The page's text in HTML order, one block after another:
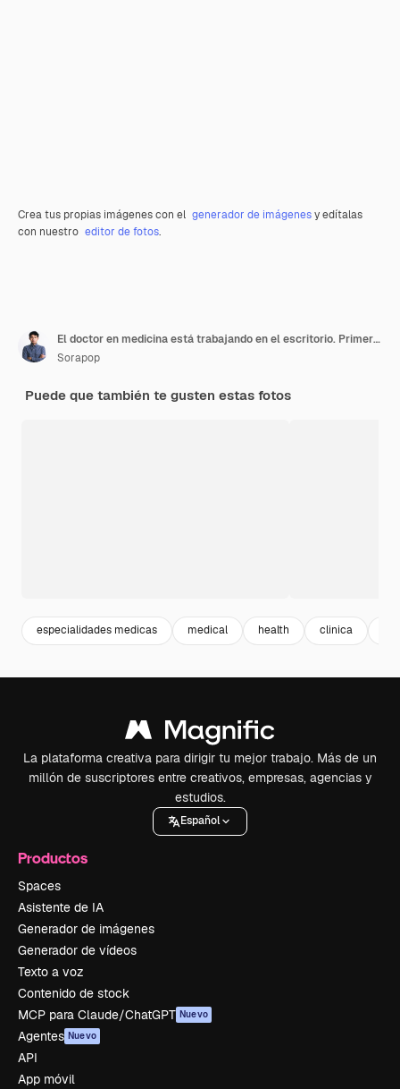
Crea tus propias imágenes con el generador de imágenesy edítalas
con nuestro editor de fotos.
El doctor en medicina está trabajando en el escritorio. Primer plano de un estetoscopio. Mano de mujer médico tipo teclado para pedir medicamentos para pacientes en la computadora de la PC de la mesa en la oficina del hospital, concepto de médico de atención médica
Sorapop
Puede que también te gusten estas fotos
especialidades medicas medical health clinica
La plataforma creativa para dirigir tu mejor trabajo. Más de un
millón de suscriptores entre creativos, empresas, agencias y
estudios.
Español
Productos
Spaces
Asistente de IA
Generador de imágenes
Generador de vídeos
Texto a voz
Contenido de stock
MCP para Claude/ChatGPT Nuevo
Agentes Nuevo
API
App móvil